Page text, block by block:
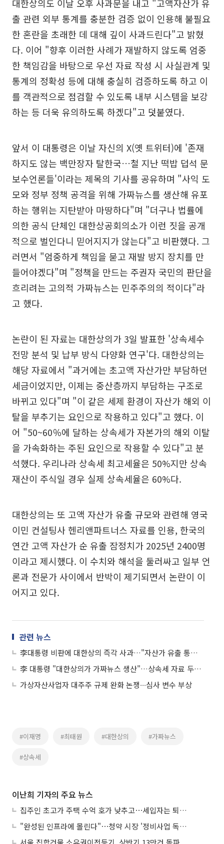
대한상의도 이날 오후 사과문을 내고 "고액자산가 유
출 관련 외부 통계를 충분한 검증 없이 인용해 불필요
한 혼란을 초래한 데 대해 깊이 사과드린다"고 밝혔
다. 이어 "향후 이러한 사례가 재발하지 않도록 엄중
한 책임감을 바탕으로 우선 자료 작성 시 사실관계 및
통계의 정확성 등에 대해 충실히 검증하도록 하고 이
를 객관적으로 점검할 수 있도록 내부 시스템을 보강
하는 등 더욱 유의하도록 하겠다"고 덧붙였다.
앞서 이 대통령은 이날 자신의 X(옛 트위터)에 '존재
하지도 않는 백만장자 탈한국…철 지난 떡밥 덥석 문
보수언론들'이라는 제목의 기사를 공유하며 "사익 도
모와 정부 정책 공격을 위해 가짜뉴스를 생산해 유포
하는 행위는 지탄받아 마땅하다"며 "더구나 법률에
의한 공식 단체인 대한상공회의소가 이런 짓을 공개
적으로 벌인다니 믿어지지가 않는다"고 비판했다. 그
러면서 "엄중하게 책임을 묻고 재발 방지 장치를 만
들어야겠다"며 "정책을 만드는 주권자 국민의 판단을
흐리려는 고의적 가짜뉴스는 민주주의의 적이다"라
고 했다.
논란이 된 자료는 대한상의가 3일 발표한 '상속세수
전망 분석 및 납부 방식 다양화 연구'다. 대한상의는
해당 자료에서 "과거에는 초고액 자산가만 부담하던
세금이었지만, 이제는 중산층까지 부담하는 구조로
바뀌고 있다"며 "이 같은 세제 환경이 자산가 해외 이
탈을 부추기는 요인으로 작용하고 있다"고 했다. 이
어 "50~60％에 달하는 상속세가 자본가의 해외 이탈
을 가속화하는 주된 요인으로 작용할 수 있다"고 분
석했다. 우리나라 상속세 최고세율은 50%지만 상속
재산이 주식일 경우 실제 상속세율은 60%다.
대한상의는 또 고액 자산가 유출 규모와 관련해 영국
이민 컨설팅사 헨리앤파트너스 자료를 인용, 한국의
연간 고액 자산가 순 유출 잠정치가 2025년 2400명
이라고 제시했다. 이 수치와 해석을 둘러싸고 일부 언
론과 전문가 사이에서 반박이 제기되면서 논란이 이
어지고 있다.
관련 뉴스
李대통령 비판에 대한상의 즉각 사과…"자산가 유출 통계 검증 부족"
李 대통령 "대한상의가 가짜뉴스 생산"…상속세 자료 두고 정면 비판
가상자산사업자 대주주 규제 완화 논쟁∙∙∙심사 변수 부상
#이재명 #최태원 #대한상의 #가짜뉴스
#상속세
이난희 기자의 주요 뉴스
집주인 초고가 주택 수억 호가 낮추고⋯세입자는 퇴거 위기
"완성된 인프라에 몰린다"⋯청약 시장 '정비사업 독주' 42배 격차